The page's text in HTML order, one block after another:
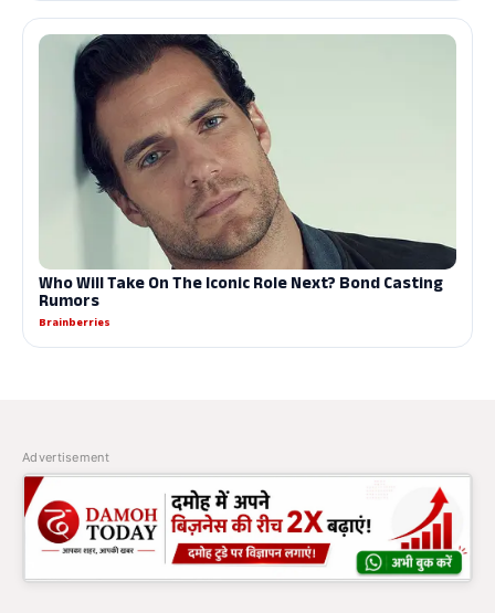
Advertisement